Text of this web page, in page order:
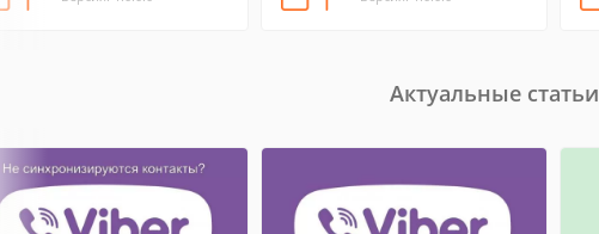
Актуальные статьи